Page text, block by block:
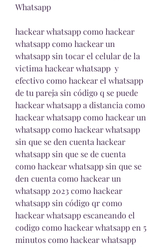
Whatsapp
hackear whatsapp como hackear
whatsapp como hackear un
whatsapp sin tocar el celular de la
victima hackear whatsapp  y
efectivo como hackear el whatsapp
de tu pareja sin código q se puede
hackear whatsapp a distancia como
hackear whatsapp como hackear un
whatsapp como hackear whatsapp
sin que se den cuenta hackear
whatsapp sin que se de cuenta
como hackear whatsapp sin que se
den cuenta como hackear un
whatsapp 2023 como hackear
whatsapp sin código qr como
hackear whatsapp escaneando el
codigo como hackear whatsapp en 5
minutos como hackear whatsapp